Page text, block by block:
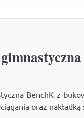
BenchK z
oraz nakładką